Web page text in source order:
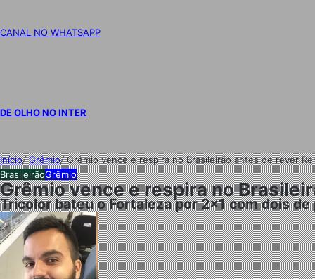
CANAL NO WHATSAPP
DE OLHO NO INTER
Início/Grêmio/Grêmio vence e respira no Brasileirão antes de rever
BrasileirãoGrêmio
Grêmio vence e respira no
Tricolor bateu o Fortaleza por 2x1 com dois